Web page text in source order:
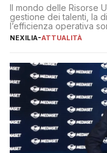
Il mondo delle Risorse
gestione dei talenti, la
l’efficienza operativa
lavoro, d’altra parte, è
NEXILIA-ATTUALITÀ